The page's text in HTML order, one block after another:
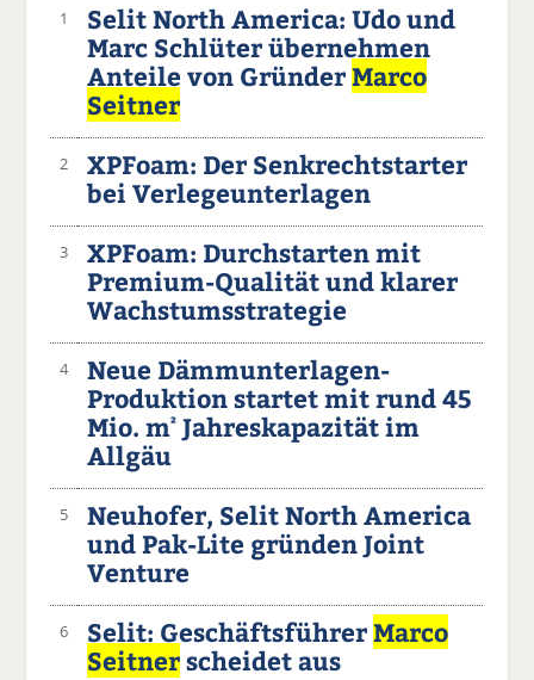
1
Selit North America: Udo und
Marc Schlüter übernehmen
Anteile von GründerMarco
Seitner
2
XPFoam: Der Senkrechtstarter
bei Verlegeunterlagen
3
XPFoam: Durchstarten mit
Premium-Qualität und klarer
Wachstumsstrategie
4
Neue Dämmunterlagen-
Produktion startet mit rund 45
Mio. m² Jahreskapazität im
Allgäu
5
Neuhofer, Selit North America
und Pak-Lite gründen Joint
Venture
6 Selit: GeschäftsführerMarco
Seitnerscheidet aus